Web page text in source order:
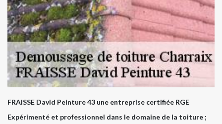
FRAISSE David Peinture 43 une entreprise certifiée RGE
Expérimenté et professionnel dans le domaine de la toiture ;